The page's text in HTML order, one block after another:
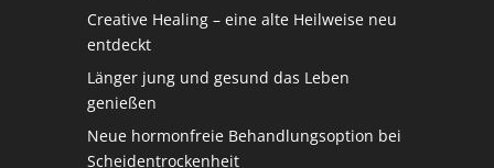
Creative Healing – eine alte Heilweise neu
entdeckt
Länger jung und gesund das Leben
genießen
Neue hormonfreie Behandlungsoption bei
Scheidentrockenheit